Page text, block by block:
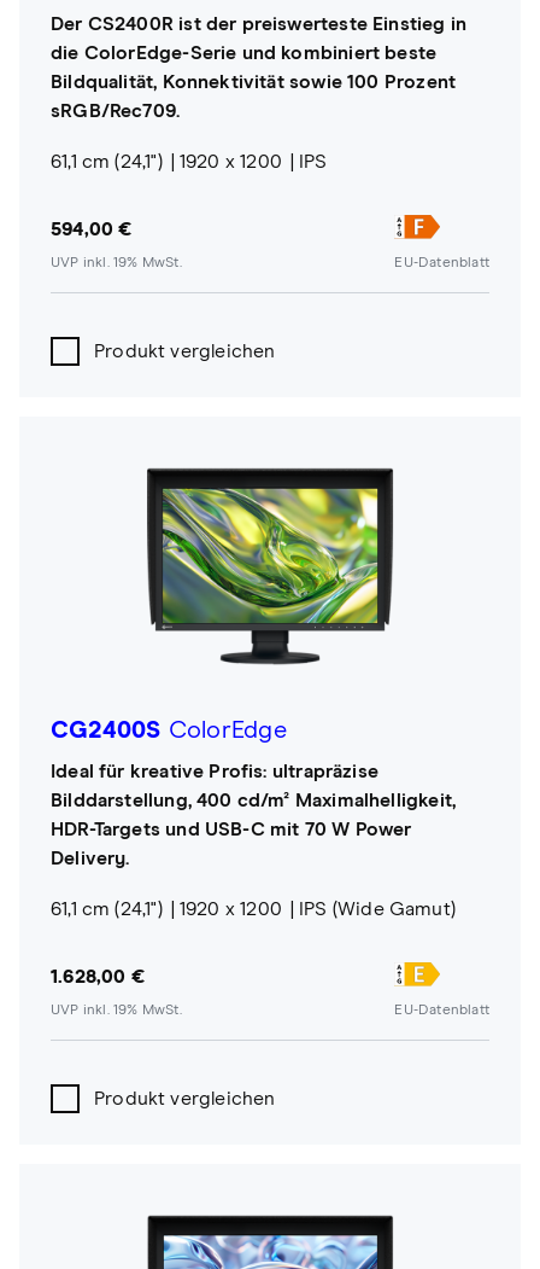
Der CS2400R ist der preiswerteste Einstieg in
die ColorEdge-Serie und kombiniert beste
Bildqualität, Konnektivität sowie 100 Prozent
sRGB/Rec709.
61,1 cm (24,1") 1920 x 1200 IPS
594,00 €
UVP inkl. 19% MwSt. EU-Datenblatt
Produkt vergleichen
CG2400S ColorEdge
Ideal für kreative Profis: ultrapräzise
Bilddarstellung, 400 cd/m² Maximalhelligkeit,
HDR-Targets und USB-C mit 70 W Power
Delivery.
61,1 cm (24,1") 1920 x 1200 IPS (Wide Gamut)
1.628,00 €
UVP inkl. 19% MwSt. EU-Datenblatt
Produkt vergleichen